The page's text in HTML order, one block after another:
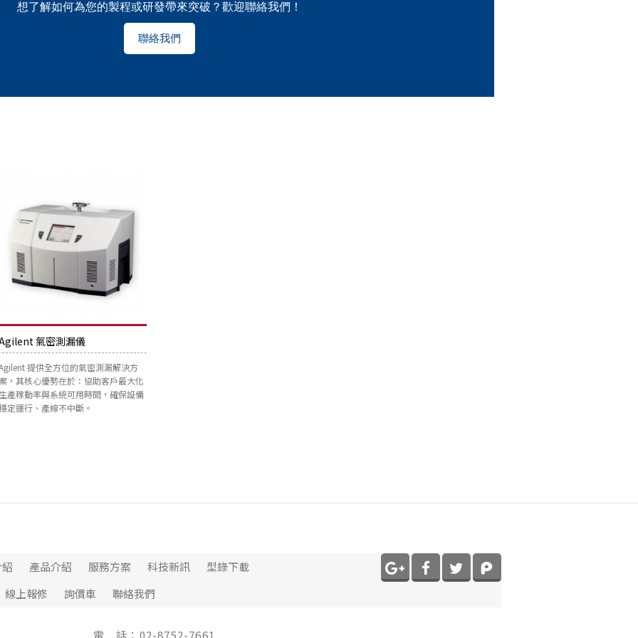
想了解如何為您的製程或研發帶來突破？歡迎聯絡我們！
聯絡我們
氣密測漏儀
提供全方位的氣密測漏解決方
，其核心優勢在於：協助客戶最大化
產稼動率與系統可用時間，確保設備
定運行、產線不中斷。
產品介紹 服務方案 科技新訊
型錄下載
線上報修
詢價車 聯絡我們
電 話：02-8752-7661